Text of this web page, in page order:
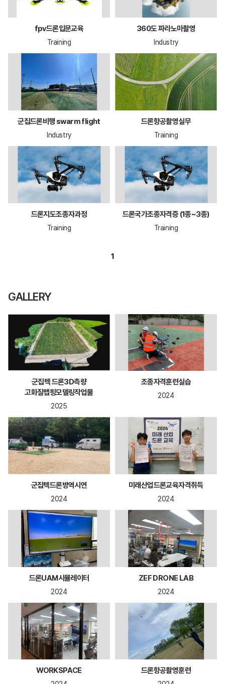
fpv드론입문교육
Training
360도 파라노마촬영
Industry
군집드론비행 swarm flight
Industry
드론항공촬영실무
Training
드론지도조종자과정
Training
드론국가조종자격증 (1종~3종)
Training
1
GALLERY
군집텍 드론3D측량
고화질맵핑모델링작업물
2025
조종자격훈련실습
2024
군집텍드론방역시연
2024
미래산업드론교육자격취득
2024
드론UAM시뮬레이터
2024
ZEF DRONE LAB
2024
WORKSPACE 드론항공촬영훈련